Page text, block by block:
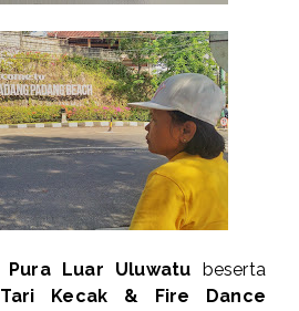
Pura Luar Uluwatu
beserta
Tari Kecak & Fire Dance